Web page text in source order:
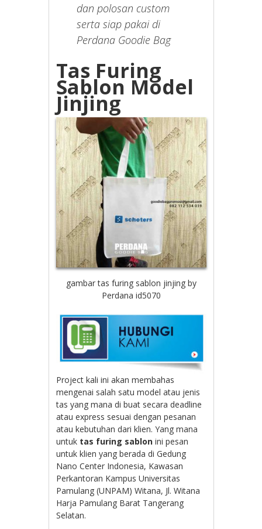
dan polosan custom
serta siap pakai di
Perdana Goodie Bag
Tas Furing
Sablon Model
Jinjing
gambar tas furing sablon jinjing by
Perdana id5070
Project kali ini akan membahas
mengenai salah satu model atau jenis
tas yang mana di buat secara deadline
atau express sesuai dengan pesanan
atau kebutuhan dari klien. Yang mana
untuk tas furing sablon ini pesan
untuk klien yang berada diGedung
Nano Center Indonesia, Kawasan
Perkantoran Kampus Universitas
Pamulang (UNPAM) Witana, Jl. Witana
Harja Pamulang Barat Tangerang
Selatan.